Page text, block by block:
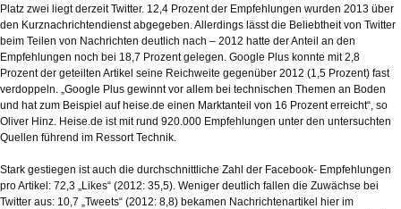
Platz zwei liegt derzeit Twitter. 12,4 Prozent der Empfehlungen wurden 2013 über
den Kurznachrichtendienst abgegeben. Allerdings lässt die Beliebtheit von Twitter
beim Teilen von Nachrichten deutlich nach – 2012 hatte der Anteil an den
Empfehlungen noch bei 18,7 Prozent gelegen. Google Plus konnte mit 2,8
Prozent der geteilten Artikel seine Reichweite gegenüber 2012 (1,5 Prozent) fast
verdoppeln. „Google Plus gewinnt vor allem bei technischen Themen an Boden
und hat zum Beispiel auf heise.de einen Marktanteil von 16 Prozent erreicht“, so
Oliver Hinz. Heise.de ist mit rund 920.000 Empfehlungen unter den untersuchten
Quellen führend im Ressort Technik.
Stark gestiegen ist auch die durchschnittliche Zahl der Facebook- Empfehlungen
pro Artikel: 72,3 „Likes“ (2012: 35,5). Weniger deutlich fallen die Zuwächse bei
Twitter aus: 10,7 „Tweets“ (2012: 8,8) bekamen Nachrichtenartikel hier im